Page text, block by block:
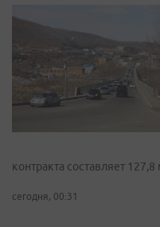
контракта составляет
сегодня, 00:31